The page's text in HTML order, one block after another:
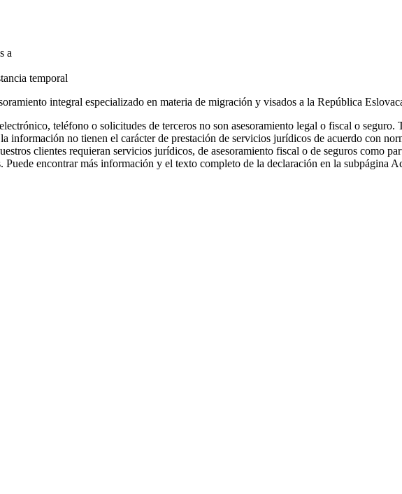
a
integral especializado en materia de migración y visados a la República
teléfono o solicitudes de terceros no son asesoramiento legal o fiscal o
información no tienen el carácter de prestación de servicios jurídicos de acuerdo con
clientes requieran servicios jurídicos, de asesoramiento fiscal o de seguros como
Puede encontrar más información y el texto completo de la declaración en la subpágina